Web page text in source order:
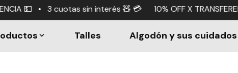
interés 🧸 💳 10% OFF X TRANSFERENCIA 💵 • 3
Talles Algodón y sus cuidados